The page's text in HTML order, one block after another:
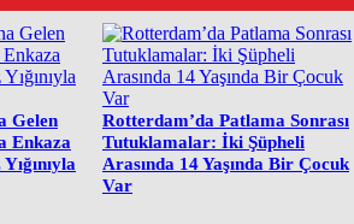
Gelen
Enkaza
Rotterdam’da Patlama Sonrası
Tutuklamalar: İki Şüpheli
Arasında 14 Yaşında Bir Çocuk
Var